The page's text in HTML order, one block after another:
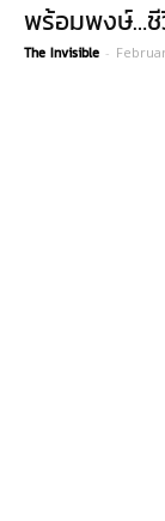
พร้อมพงษ์…ชี
The Invisible -